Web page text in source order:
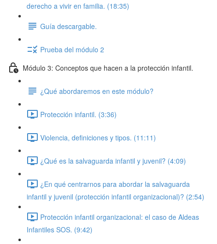
derecho a vivir en familia. (18:35)
Guía descargable.
Prueba del módulo 2
Módulo 3: Conceptos que hacen a la protección infantil.
¿Qué abordaremos en este módulo?
Protección infantil. (3:36)
Violencia, definiciones y tipos. (11:11)
¿Qué es la salvaguarda infantil y juvenil? (4:09)
¿En qué centrarnos para abordar la salvaguarda
infantil y juvenil (protección infantil organizacional)? (2:54)
Protección infantil organizacional: el caso de Aldeas
Infantiles SOS. (9:42)